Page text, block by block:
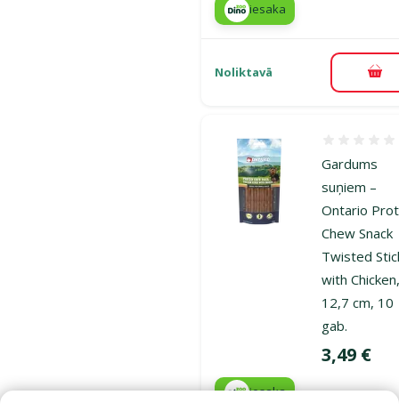
iesaka
Noliktavā
Gardums
suņiem –
Ontario
Chew Snack
Twisted
with
12,7 cm, 10
gab.
Cena
3,49 €
iesaka